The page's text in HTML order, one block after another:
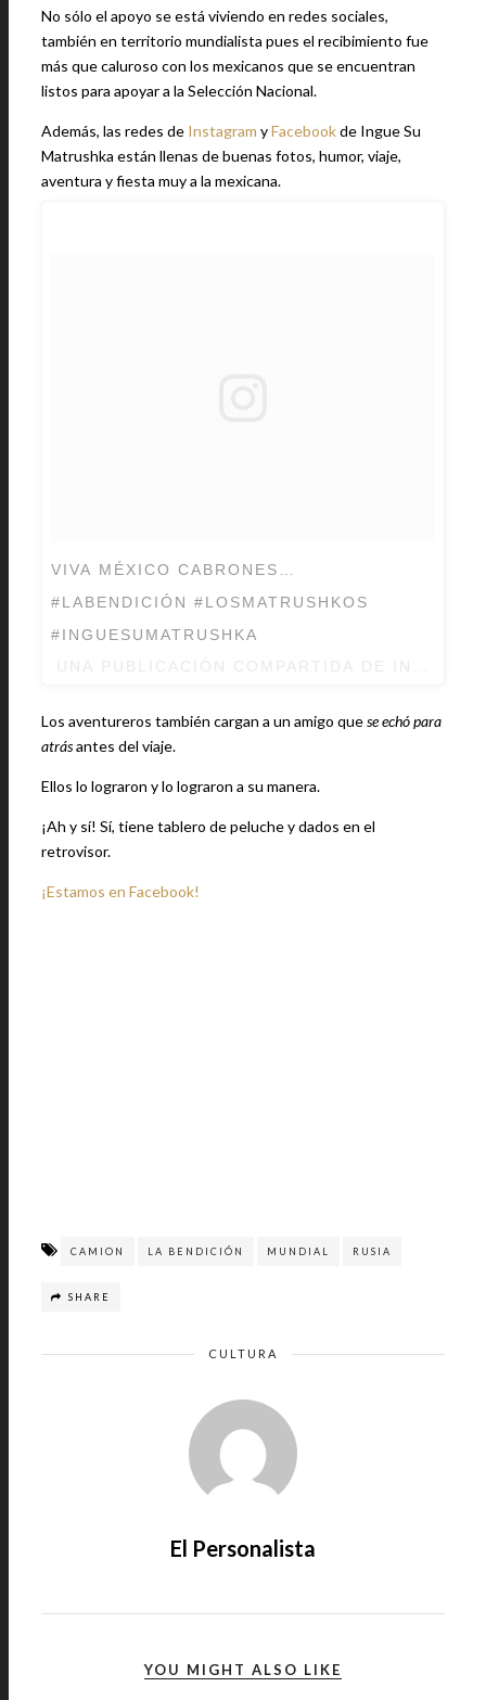
No sólo el apoyo se está viviendo en redes sociales,
también en territorio mundialista pues el recibimiento fue
más que caluroso con los mexicanos que se encuentran
listos para apoyar a la Selección Nacional.
Además, las redes de Instagram yFacebookde Ingue Su
Matrushka están llenas de buenas fotos, humor, viaje,
aventura y fiesta muy a la mexicana.
VIVA MÉXICO CABRONES…
#LABENDICIÓN #LOSMATRUSHKOS
#INGUESUMATRUSHKA
Los aventureros también cargan a un amigo quese echó para
atrásantes del viaje.
Ellos lo lograron y lo lograron a su manera.
¡Ah y sí! Sí, tiene tablero de peluche y dados en el
retrovisor.
¡Estamos en Facebook!
CAMION LA BENDICIÓN MUNDIAL RUSIA
SHARE
CULTURA
El Personalista
YOU MIGHT ALSO LIKE